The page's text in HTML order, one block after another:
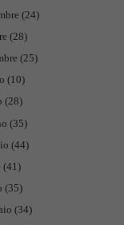
(24)
(28)
(25)
(10)
(28)
(35)
(44)
(41)
(35)
(34)